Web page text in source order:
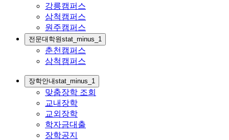
강릉캠퍼스
삼척캠퍼스
원주캠퍼스
전문대학원stat_minus_1
춘천캠퍼스
삼척캠퍼스
장학안내stat_minus_1
맞춤장학 조회
교내장학
교외장학
학자금대출
장학공지